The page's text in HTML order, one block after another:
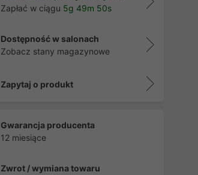
Zapłać w ciągu 5g 49m 49s
Dostępność w salonach
Zobacz stany magazynowe
Zapytaj o produkt
Gwarancja producenta
12 miesiące
Zwrot / wymiana towaru